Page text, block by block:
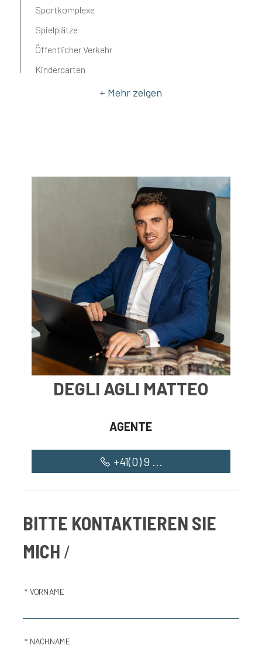
Sportkomplexe
Spielplätze
Öffentlicher Verkehr
Kindergarten
DEGLI AGLI MATTEO
AGENTE
+41(0) 9 ...
BITTE KONTAKTIEREN SIE
MICH
* VORNAME
* NACHNAME